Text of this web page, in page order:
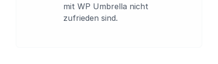
mit WP Umbrella nicht
zufrieden sind.